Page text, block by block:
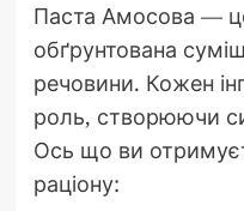
Паста Амосова —
обґрунтована
речовини. Кожен
роль, створюючи
Ось що ви
раціону: